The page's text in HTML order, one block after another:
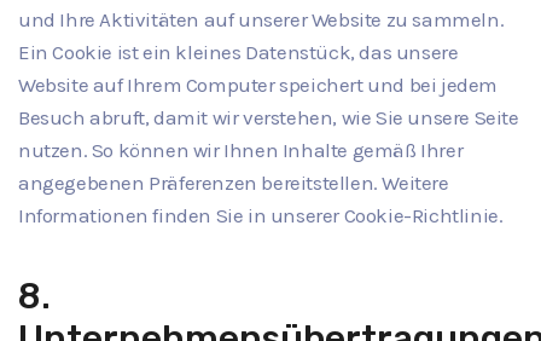
und Ihre Aktivitäten auf unserer Website zu sammeln.
Ein Cookie ist ein kleines Datenstück, das unsere
Website auf Ihrem Computer speichert und bei jedem
Besuch abruft, damit wir verstehen, wie Sie unsere Seite
nutzen. So können wir Ihnen Inhalte gemäß Ihrer
angegebenen Präferenzen bereitstellen. Weitere
Informationen finden Sie in unserer Cookie-Richtlinie.
8.